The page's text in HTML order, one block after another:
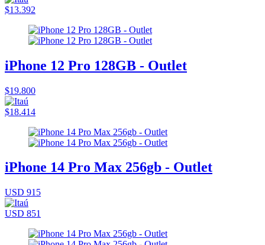
$13.392
iPhone 12 Pro 128GB - Outlet
$19.800
$18.414
iPhone 14 Pro Max 256gb - Outlet
USD 915
USD 851